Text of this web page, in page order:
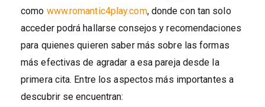
como www.romantic4play.com, donde con tan solo
acceder podrá hallarse consejos y recomendaciones
para quienes quieren saber más sobre las formas
más efectivas de agradar a esa pareja desde la
primera cita. Entre los aspectos más importantes a
descubrir se encuentran: